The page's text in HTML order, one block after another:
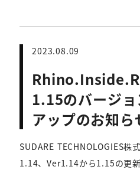
2023.08.09
1.15のバージ
アップのお知ら
SUDARE TECHNOLOGIES株
1.14、Ver1.14から1.15の更